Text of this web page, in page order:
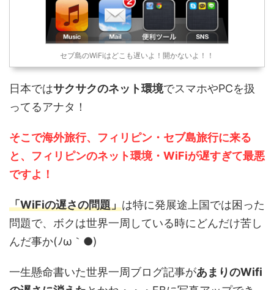
セブ島のWiFiはどこも遅いよ！開かないよ！！
日本ではサクサクのネット環境でスマホやPCを扱
ってるアナタ！
そこで海外旅行、フィリピン・セブ島旅行に来る
と、フィリピンのネット環境・WiFiが遅すぎて最悪
ですよ！
「WiFiの遅さの問題」は特に発展途上国では困った
問題で、ボクは世界一周している時にどんだけ苦し
んだ事か(ﾉω｀●)
一生懸命書いた世界一周ブログ記事があまりのWifi